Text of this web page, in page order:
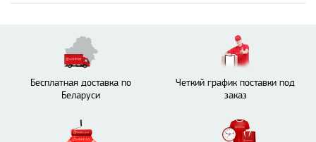
Бесплатная доставка по
Беларуси
Четкий график поставки под
заказ